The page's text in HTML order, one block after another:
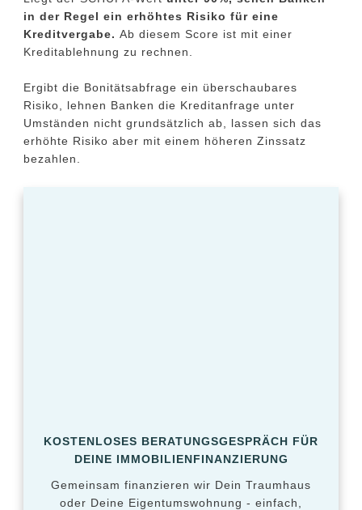
in der Regel ein erhöhtes Risiko für eine
Kreditvergabe. Ab diesem Score ist mit einer
Kreditablehnung zu rechnen.
Ergibt die Bonitätsabfrage ein überschaubares
Risiko, lehnen Banken die Kreditanfrage unter
Umständen nicht grundsätzlich ab, lassen sich das
erhöhte Risiko aber mit einem höheren Zinssatz
bezahlen.
KOSTENLOSES BERATUNGSGESPRÄCH FÜR
DEINE IMMOBILIENFINANZIERUNG
Gemeinsam finanzieren wir Dein Traumhaus
oder Deine Eigentumswohnung - einfach,